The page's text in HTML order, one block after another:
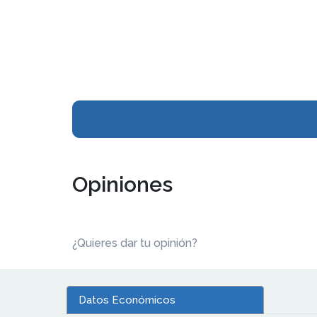
Opiniones
¿Quieres dar tu opinión?
Datos Económicos